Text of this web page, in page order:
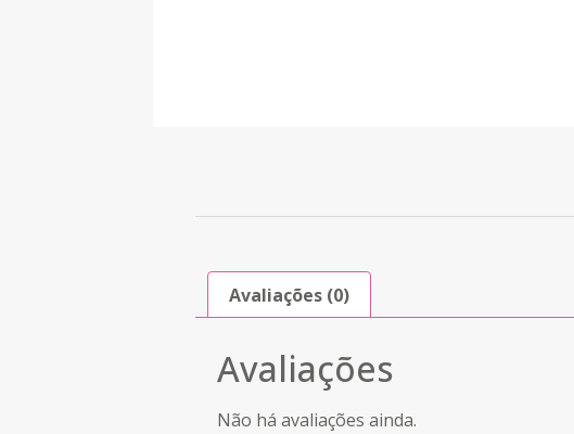
Avaliações (0)
Avaliações
Não há avaliações ainda.